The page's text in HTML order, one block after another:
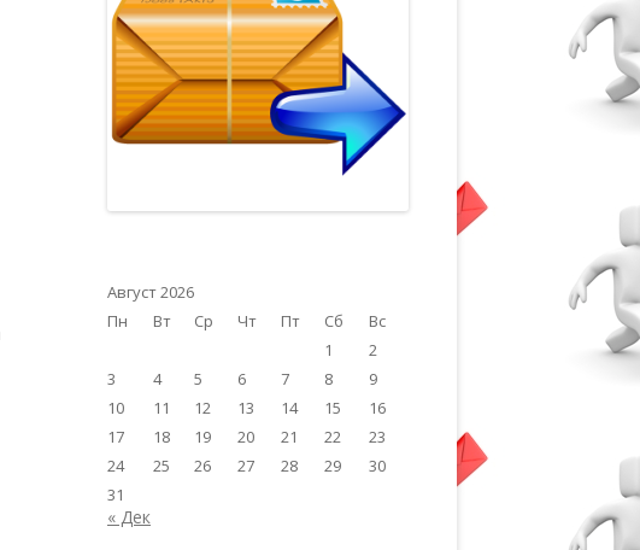
Август 2026
Пн
Вт Ср Чт Пт Сб
Вс
1
2
3
4 5 6 7 8
9
10
11 12 13 14 15
16
17
18 19 20 21 22
23
24
25 26 27 28 29
30
31
« Дек